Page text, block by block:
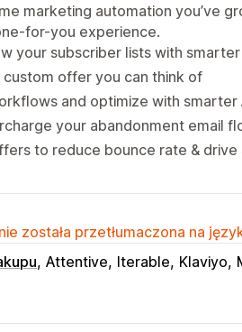
marketing automation you’ve
for-you experience.
your subscriber lists with
offer you can think of
and optimize with smarter
your abandonment email
to reduce bounce rate & drive
została przetłumaczona na
Attentive Iterable Klaviyo